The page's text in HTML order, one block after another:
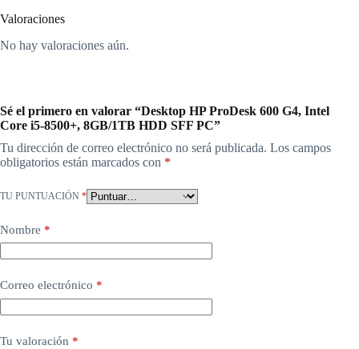
Valoraciones
No hay valoraciones aún.
Sé el primero en valorar “Desktop HP ProDesk 600 G4, Intel
Core i5-8500+, 8GB/1TB HDD SFF PC”
Tu dirección de correo electrónico no será publicada. Los campos
obligatorios están marcados con *
TU PUNTUACIÓN *
Nombre *
Correo electrónico *
Tu valoración *